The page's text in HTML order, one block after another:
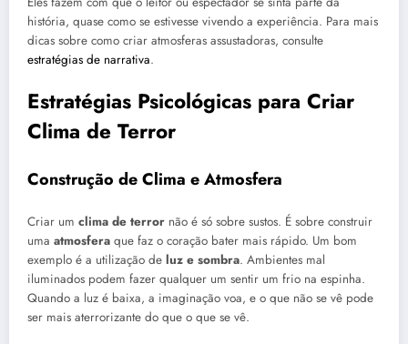
história, quase como se estivesse vivendo a experiência. Para mais
dicas sobre como criar atmosferas assustadoras, consulte
estratégias de narrativa.
Estratégias Psicológicas para Criar
Clima de Terror
Construção de Clima e Atmosfera
Criar um clima de terror não é só sobre sustos. É sobre construir
uma atmosfera que faz o coração bater mais rápido. Um bom
exemplo é a utilização de luz e sombra. Ambientes mal
iluminados podem fazer qualquer um sentir um frio na espinha.
Quando a luz é baixa, a imaginação voa, e o que não se vê pode
ser mais aterrorizante do que o que se vê.